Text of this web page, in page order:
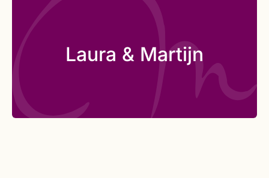
Laura & Martijn